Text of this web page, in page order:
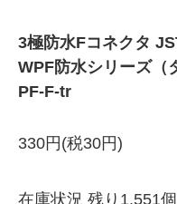
3極防水Fコネクタ
WPF防水シリーズ（
PF-F-tr
330円(税30円)
在庫状況 残り1,551